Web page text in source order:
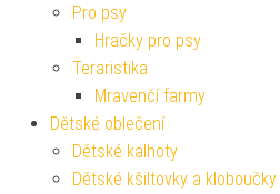
Pro psy
Hračky pro psy
Teraristika
Mravenčí farmy
Dětské oblečení
Dětské kalhoty
Dětské kšiltovky a kloboučky